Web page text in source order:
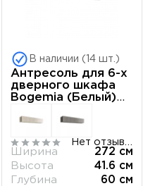
В наличии (14 шт.)
Антресоль для 6-х
дверного шкафа
Bogemia (Белый)
Ширина
272 см
Высота
41.6 см
Глубина
60 см